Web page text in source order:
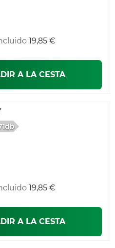
19,85 €
A LA CESTA
19,85 €
A LA CESTA